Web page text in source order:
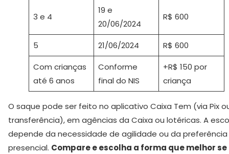
3 e 4
19 e
20/06/2024
R$ 600
5 21/06/2024
R$ 600
Com crianças
até 6 anos
Conforme
final do NIS
+R$ 150 por
criança
O saque pode ser feito no aplicativo Caixa Tem (via Pix
transferência), em agências da Caixa ou lotéricas. A
depende da necessidade de agilidade ou da preferência
presencial. Compare e escolha a forma que melhor se